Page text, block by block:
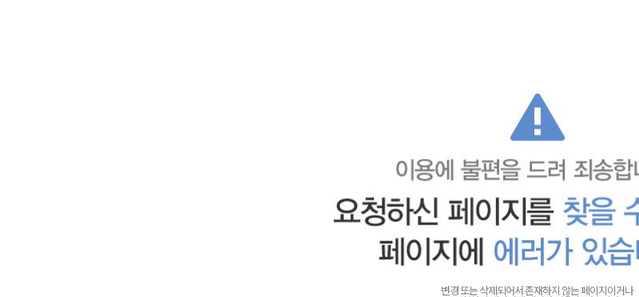
변경 또는 삭제되어서 존재하지 않는 페이지이거나